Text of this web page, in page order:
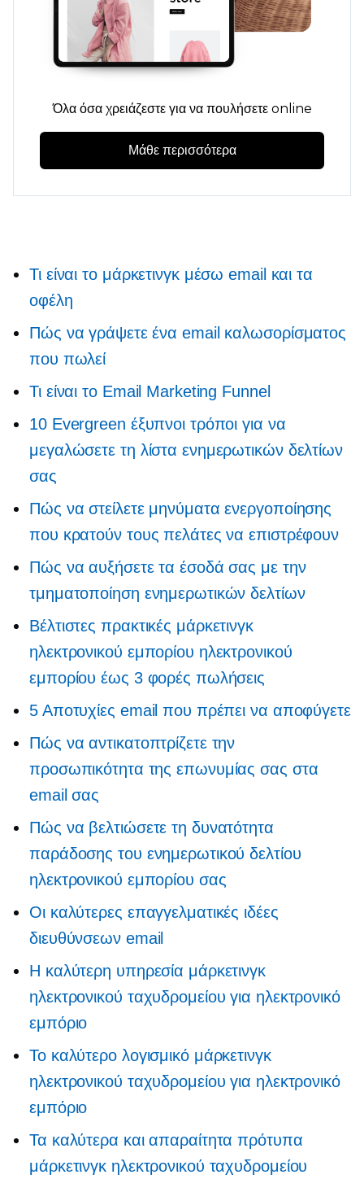
Όλα όσα χρειάζεστε για να πουλήσετε online
Μάθε περισσότερα
Τι είναι το μάρκετινγκ μέσω email και τα
οφέλη
Πώς να γράψετε ένα email καλωσορίσματος
που πωλεί
Τι είναι το Email Marketing Funnel
10 Evergreen έξυπνοι τρόποι για να
μεγαλώσετε τη λίστα ενημερωτικών δελτίων
σας
Πώς να στείλετε μηνύματα ενεργοποίησης
που κρατούν τους πελάτες να επιστρέφουν
Πώς να αυξήσετε τα έσοδά σας με την
τμηματοποίηση ενημερωτικών δελτίων
Βέλτιστες πρακτικές μάρκετινγκ
ηλεκτρονικού εμπορίου ηλεκτρονικού
εμπορίου έως 3 φορές πωλήσεις
5 Αποτυχίες email που πρέπει να αποφύγετε
Πώς να αντικατοπτρίζετε την
προσωπικότητα της επωνυμίας σας στα
email σας
Πώς να βελτιώσετε τη δυνατότητα
παράδοσης του ενημερωτικού δελτίου
ηλεκτρονικού εμπορίου σας
Οι καλύτερες επαγγελματικές ιδέες
διευθύνσεων email
Η καλύτερη υπηρεσία μάρκετινγκ
ηλεκτρονικού ταχυδρομείου για ηλεκτρονικό
εμπόριο
Το καλύτερο λογισμικό μάρκετινγκ
ηλεκτρονικού ταχυδρομείου για ηλεκτρονικό
εμπόριο
Τα καλύτερα και απαραίτητα πρότυπα
μάρκετινγκ ηλεκτρονικού ταχυδρομείου